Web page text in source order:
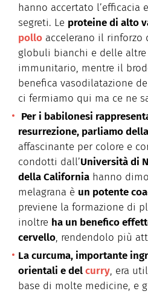
hanno accertato l’efficacia
segreti. Le proteine di alto
pollo accelerano il rinforzo
globuli bianchi e delle
immunitario, mentre il
benefica vasodilatazione
ci fermiamo qui ma ce ne
Per i babilonesi
resurrezione, parliamo della
affascinante per colore e
condotti dall’Università di
della California hanno
melagrana è un potente
previene la formazione di
inoltre ha un benefico
cervello, rendendolo più
La curcuma, importante
orientali e delcurry, era
base di molte medicine, e